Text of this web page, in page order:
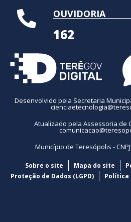
OUVIDORIA
162
Desenvolvido pela Secretaria
Atualizado pela Assessoria de
Município de Teresópolis -
Sobre o site Mapa do site
Proteção de Dados (LGPD)
Política